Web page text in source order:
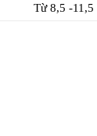
Từ 8,5 -11,5